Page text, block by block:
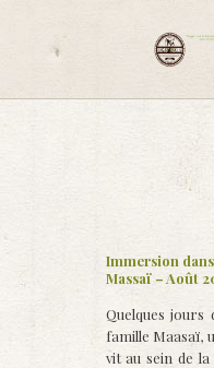
Immersion
Massaï – Août
Quelques jours
famille Maasaï,
vit au sein de